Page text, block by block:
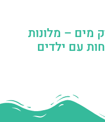
מים – מלונות
עם ילדים